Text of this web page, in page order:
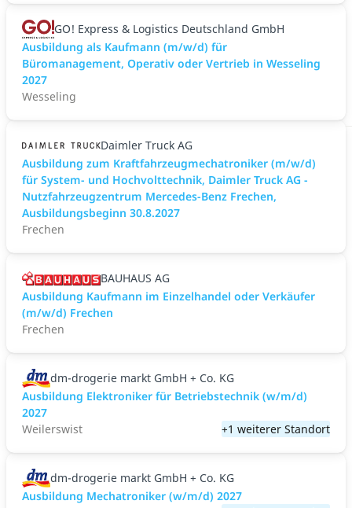
GO! Express & Logistics Deutschland GmbH
Ausbildung als Kaufmann (m/w/d) für
Büromanagement, Operativ oder Vertrieb in Wesseling
2027
Wesseling
Daimler Truck AG
Ausbildung zum Kraftfahrzeugmechatroniker (m/w/d)
für System- und Hochvolttechnik, Daimler Truck AG -
Nutzfahrzeugzentrum Mercedes-Benz Frechen,
Ausbildungsbeginn 30.8.2027
Frechen
BAUHAUS AG
Ausbildung Kaufmann im Einzelhandel oder Verkäufer
(m/w/d) Frechen
Frechen
dm-drogerie markt GmbH + Co. KG
Ausbildung Elektroniker für Betriebstechnik (w/m/d)
2027
Weilerswist
+1 weiterer Standort
dm-drogerie markt GmbH + Co. KG
Ausbildung Mechatroniker (w/m/d) 2027